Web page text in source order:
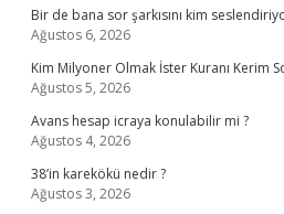
Bir de bana sor şarkısını kim
Ağustos 6, 2026
Kim Milyoner Olmak İster Kuranı Kerim
Ağustos 5, 2026
Avans hesap icraya konulabilir mi ?
Ağustos 4, 2026
38’in karekökü nedir ?
Ağustos 3, 2026